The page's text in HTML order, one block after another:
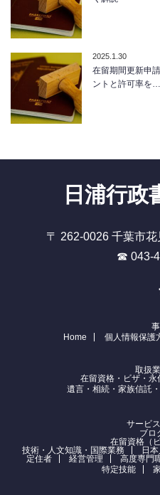
2025.1.30
在留期間更新申
ントと許可率を…
日浦行政
〒 262-0026 千葉市
☎ 043-
Home
個人情報保護
取扱
在留資格・ビザ・永
遺言・相続・家族信託
サービ
ブロ
在留資格（ビ
技術・人文知識・国際業務
日
定住者
経営管理 高度専門
特定技能